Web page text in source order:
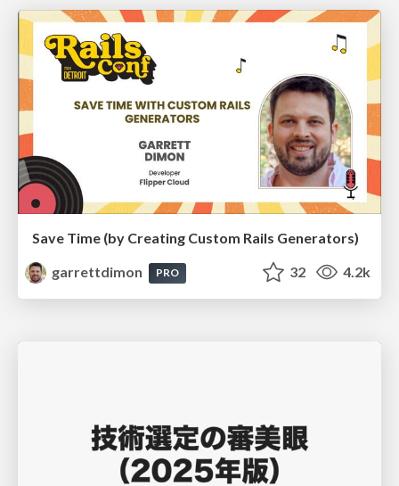
Save Time (by Creating Custom Rails Generators)
garrettdimon
PRO 32 4.2k